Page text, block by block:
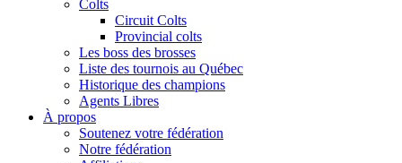
Colts
Circuit Colts
Provincial colts
Les boss des brosses
Liste des tournois au Québec
Historique des champions
Agents Libres
À propos
Soutenez votre fédération
Notre fédération